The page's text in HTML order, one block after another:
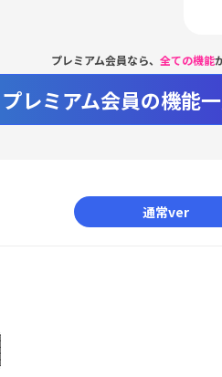
プレミアム会員なら、 全ての機能
プレミアム会員の機能
通常ver